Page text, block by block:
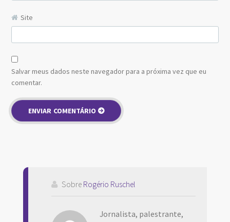
Site
Salvar meus dados neste navegador para a próxima vez que eu
comentar.
Sobre Rogério Ruschel
Jornalista, palestrante,